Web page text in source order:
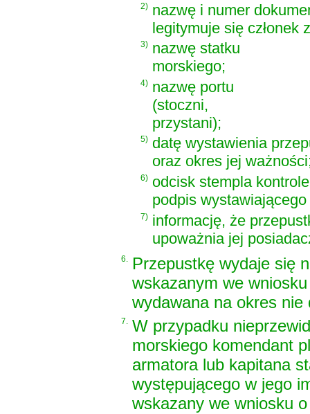
2) nazwę i numer
legitymuje się członek
3) nazwę statku
morskiego;
4) nazwę portu
(stoczni,
przystani);
5) datę wystawienia
oraz okres jej
6) odcisk stempla
podpis
7) informację, że
upoważnia jej
6. Przepustkę wydaje się
wskazanym we
wydawana na okres nie
7. W przypadku
morskiego komendant
armatora lub kapitana
występującego w jego
wskazany we wniosku